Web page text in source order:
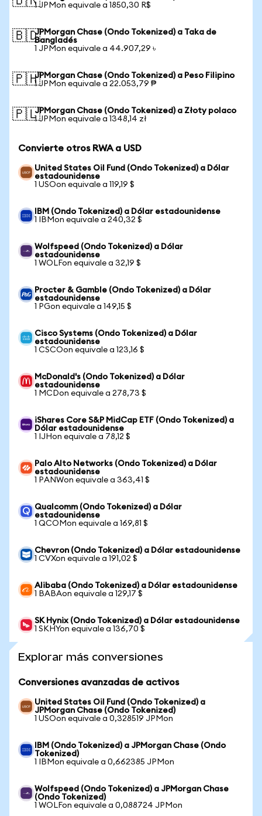
1 JPMon equivale a 1850,30 R$
🇧🇩JPMorgan Chase (Ondo Tokenized) a Taka de
Bangladés
1 JPMon equivale a 44.907,29 ৳
🇵🇭JPMorgan Chase (Ondo Tokenized) a Peso Filipino
1 JPMon equivale a 22.053,79 ₱
🇵🇱JPMorgan Chase (Ondo Tokenized) a Złoty polaco
1 JPMon equivale a 1348,14 zł
Convierte otros RWA a USD
United States Oil Fund (Ondo Tokenized) a Dólar
estadounidense
1 USOon equivale a 119,19 $
IBM (Ondo Tokenized) a Dólar estadounidense
1 IBMon equivale a 240,32 $
Wolfspeed (Ondo Tokenized) a Dólar
estadounidense
1 WOLFon equivale a 32,19 $
Procter & Gamble (Ondo Tokenized) a Dólar
estadounidense
1 PGon equivale a 149,15 $
Cisco Systems (Ondo Tokenized) a Dólar
estadounidense
1 CSCOon equivale a 123,16 $
McDonald's (Ondo Tokenized) a Dólar
estadounidense
1 MCDon equivale a 278,73 $
iShares Core S&P MidCap ETF (Ondo Tokenized) a
Dólar estadounidense
1 IJHon equivale a 78,12 $
Palo Alto Networks (Ondo Tokenized) a Dólar
estadounidense
1 PANWon equivale a 363,41 $
Qualcomm (Ondo Tokenized) a Dólar
estadounidense
1 QCOMon equivale a 169,81 $
Chevron (Ondo Tokenized) a Dólar estadounidense
1 CVXon equivale a 191,02 $
Alibaba (Ondo Tokenized) a Dólar estadounidense
1 BABAon equivale a 129,17 $
SK Hynix (Ondo Tokenized) a Dólar estadounidense
1 SKHYon equivale a 136,70 $
Explorar más conversiones
Conversiones avanzadas de activos
United States Oil Fund (Ondo Tokenized) a
JPMorgan Chase (Ondo Tokenized)
1 USOon equivale a 0,328519 JPMon
IBM (Ondo Tokenized) a JPMorgan Chase (Ondo
Tokenized)
1 IBMon equivale a 0,662385 JPMon
Wolfspeed (Ondo Tokenized) a JPMorgan Chase
(Ondo Tokenized)
1 WOLFon equivale a 0,088724 JPMon